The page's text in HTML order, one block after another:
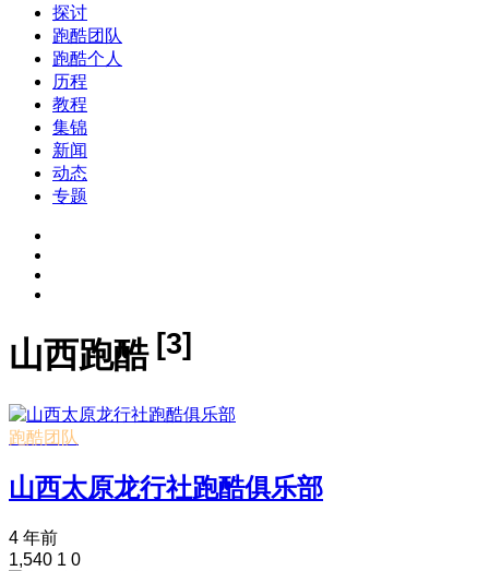
探讨
跑酷团队
跑酷个人
历程
教程
集锦
新闻
动态
专题
山西跑酷 [3]
跑酷团队
山西太原龙行社跑酷俱乐部
4 年前
1,540 1 0